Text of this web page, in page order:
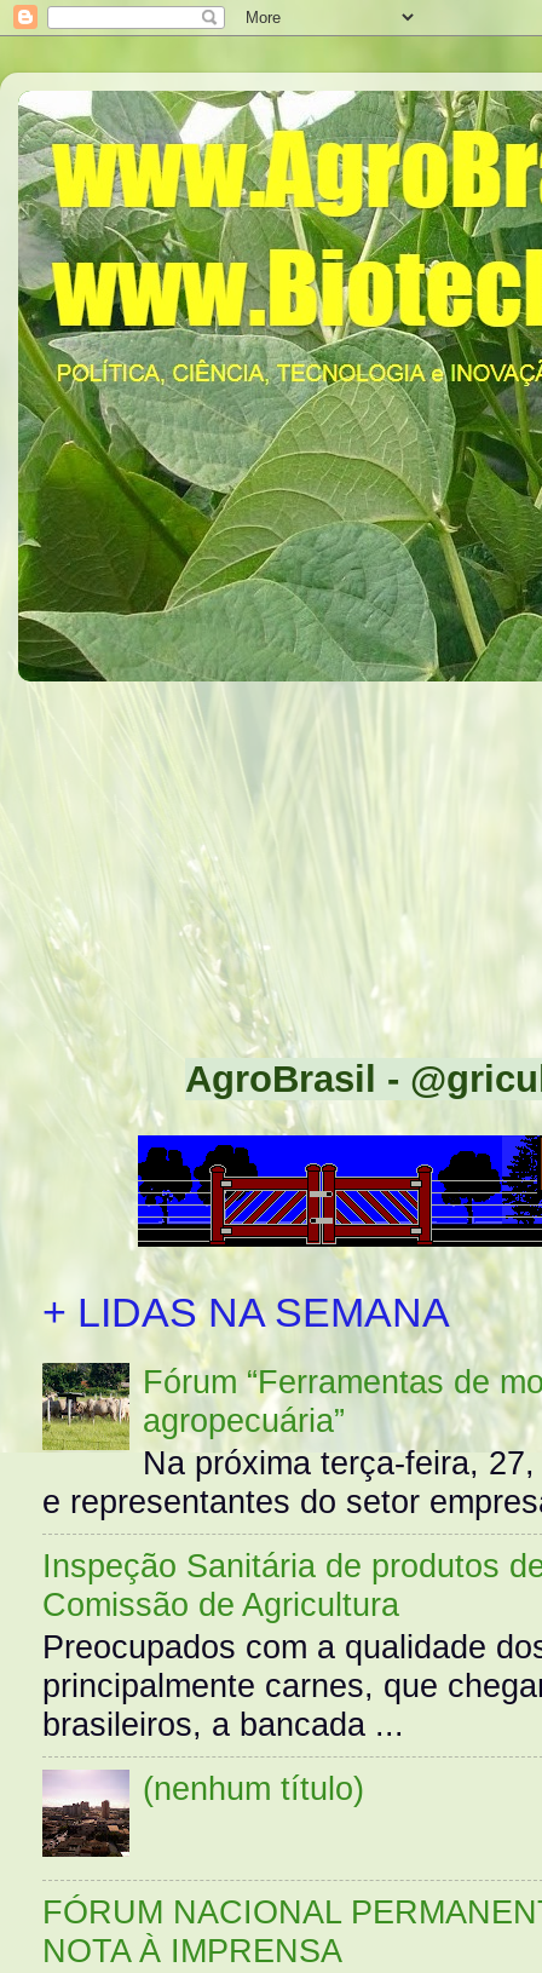
AgroBrasil -
+ LIDAS NA SEMANA
Fórum “Ferramentas de
agropecuária”
Na próxima terça-feira,
e representantes do setor
Inspeção Sanitária de produtos
Comissão de Agricultura
Preocupados com a qualidade
principalmente carnes, que
brasileiros, a bancada ...
(nenhum título)
FÓRUM NACIONAL
NOTA À IMPRENSA